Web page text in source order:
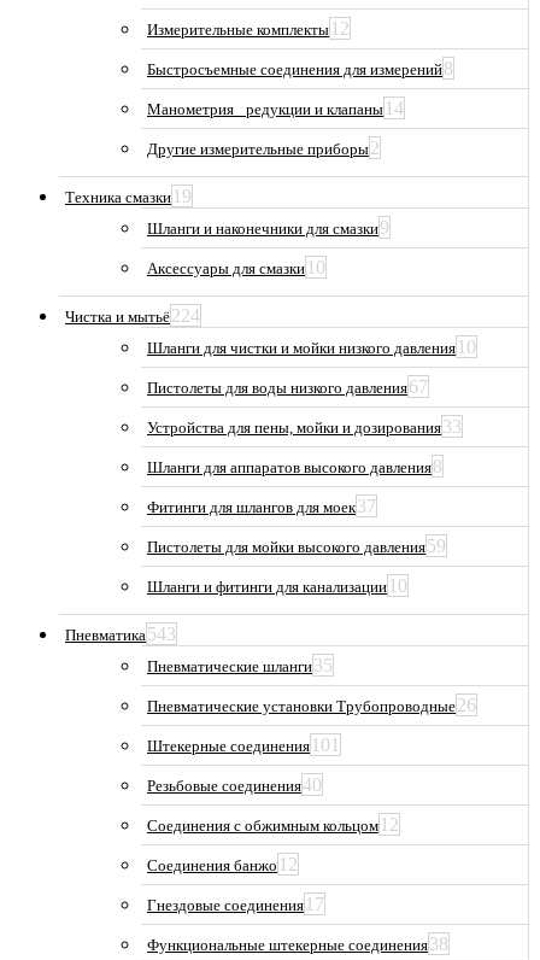
Измерительные комплекты 12
Быстросъемные соединения для измерений8
Манометрия_ редукции и клапаны 14
Другие измерительные приборы2
Техника смазки 19
Шланги и наконечники для смазки9
Аксессуары для смазки 10
Чистка и мытьё224
Шланги для чистки и мойки низкого давления 10
Пистолеты для воды низкого давления67
Устройства для пены, мойки и дозирования33
Шланги для аппаратов высокого давления8
Фитинги для шлангов для моек37
Пистолеты для мойки высокого давления59
Шланги и фитинги для канализации 10
Пневматика543
Пневматические шланги35
Пневматические установки Трубопроводные26
Штекерные соединения 101
Резьбовые соединения40
Соединения с обжимным кольцом 12
Соединения банжо 12
Гнездовые соединения 17
Функциональные штекерные соединения38